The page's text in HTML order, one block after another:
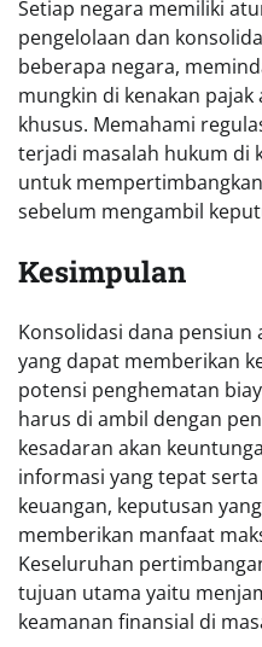
Setiap negara memiliki
pengelolaan dan
beberapa negara,
mungkin di kenakan
khusus. Memahami
terjadi masalah hukum di
untuk
sebelum mengambil
Kesimpulan
Konsolidasi dana pensiun
yang dapat memberikan
potensi penghematan
harus di ambil dengan
kesadaran akan
informasi yang tepat
keuangan, keputusan
memberikan manfaat
Keseluruhan
tujuan utama yaitu
keamanan finansial di